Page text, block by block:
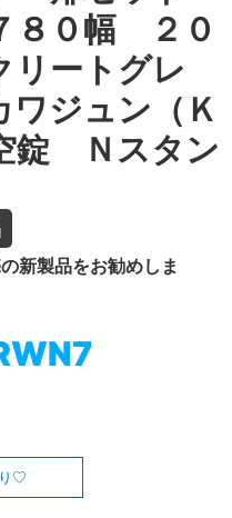
８０幅 ２０
ートグレ
ジュン（Ｋ
錠 Ｎスタン
新製品をお勧めしま